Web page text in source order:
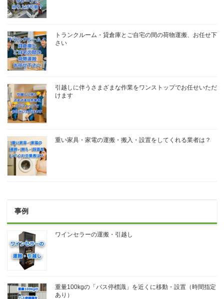
トランクルーム・貸倉庫とご自宅の間の荷物運搬、お任せ下
さい
引越しに伴うさまざまな作業をワンストップでお任せいただ
けます
重い家具・家電の運搬・搬入・設置をしてくれる業者は？
事例
ワインセラーの運搬・引越し
重量100kgの「バス停標識」を近くに移動・設置（時間指定
あり）